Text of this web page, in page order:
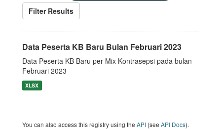
Filter Results
Data Peserta KB Baru Bulan Februari 2023
Data Peserta KB Baru per Mix Kontrasepsi pada bulan
Februari 2023
XLSX
You can also access this registry using the API (see API Docs).